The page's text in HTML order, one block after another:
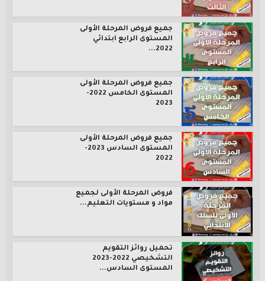
جميع فروض المرحلة الأولى
المستوى الرابع ابتدائي
2022...
جميع فروض المرحلة الأولى
المستوى الخامس 2022-
2023
جميع فروض المرحلة الأولى
المستوى السادس 2023-
2022
فروض المرحلة الأولى لجميع
مواد و مستويات التعليم...
تحميل روائز التقويم
التشخيصي 2022-2023
المستوى السادس...